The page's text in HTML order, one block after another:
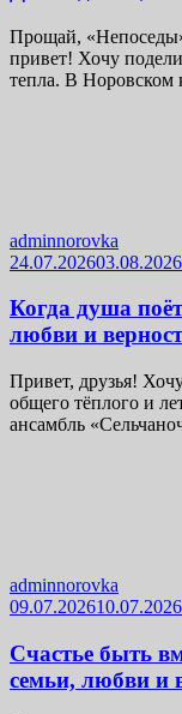
Прощай,
привет! Хочу
тепла. В Норовском
adminnorovka
24.07.202603.08.2026
Когда душа
любви и
Привет, друзья!
общего тёплого и
ансамбль
adminnorovka
09.07.202610.07.2026
Счастье быть
семьи, любви и